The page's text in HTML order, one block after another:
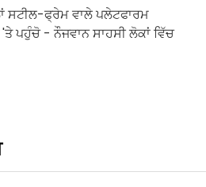
ਸਟੀਲ-ਫ੍ਰੇਮ ਵਾਲੇ ਪਲੇਟਫਾਰਮ
ਪਹੁੰਚੋ - ਨੌਜਵਾਨ ਸਾਹਸੀ ਲੋਕਾਂ ਵਿੱਚ